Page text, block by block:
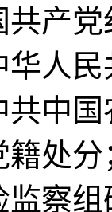
产
人
中
处
察